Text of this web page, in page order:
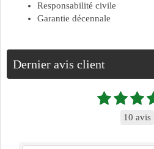
Responsabilité civile
Garantie décennale
Dernier avis client
10 avis